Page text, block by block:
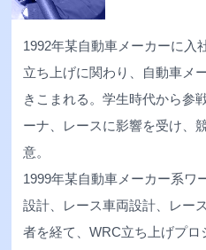
1992年某自動車メーカーに入
立ち上げに関わり、自動車メ
きこまれる。学生時代から参
ーナ、レースに影響を受け、
意。
1999年某自動車メーカー系ワ
設計、レース車両設計、レー
者を経て、WRC立ち上げプロ